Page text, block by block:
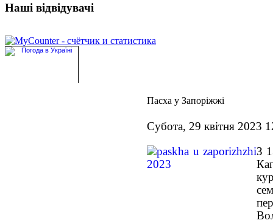
Наші відвідувачі
Пасха у Запоріжжі
Субота, 29 квітня 2023
З